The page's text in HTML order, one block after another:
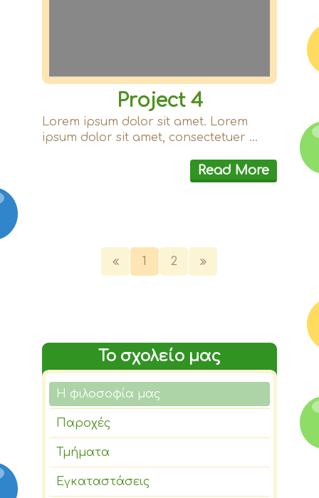
Project 4
Lorem ipsum dolor sit amet. Lorem
ipsum dolor sit amet, consectetuer ...
Read More
2
Το σχολείο μας
Η φιλοσοφία μας
Παροχές
Τμήματα
Εγκαταστάσεις